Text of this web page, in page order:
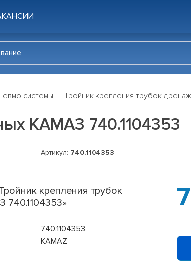
системы Тройник крепления трубок
КАМАЗ 740.1104353
Артикул: 740.1104353
крепления трубок
740.1104353
KAMAZ